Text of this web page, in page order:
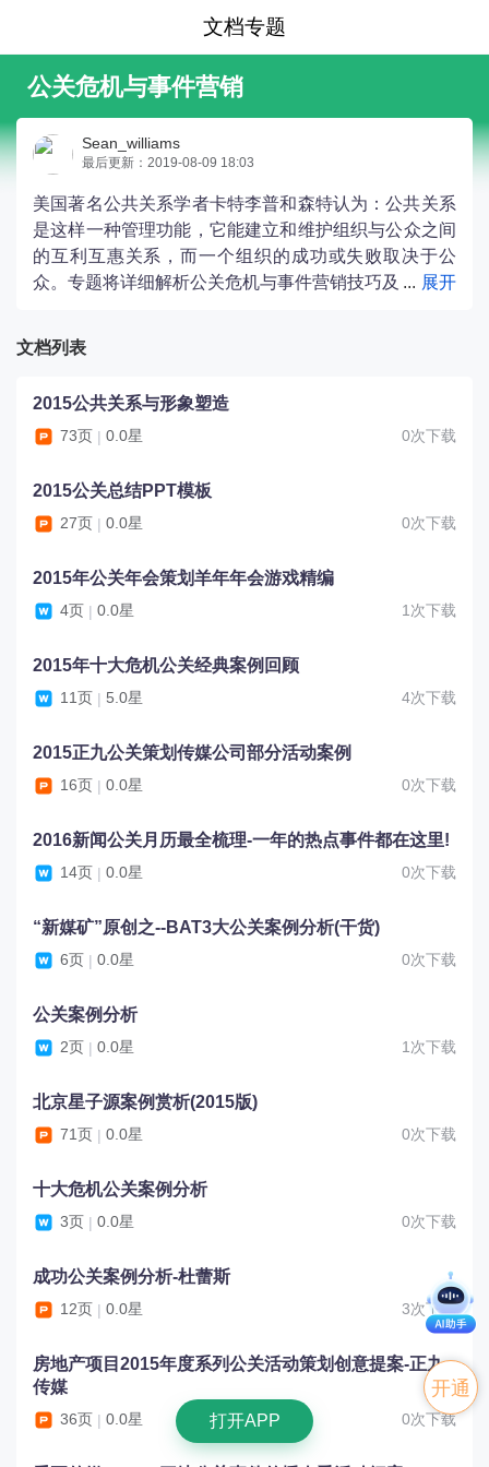
文档专题
公关危机与事件营销
Sean_williams
最后更新：2019-08-09 18:03
美国著名公共关系学者卡特李普和森特认为：公共关系
是这样一种管理功能，它能建立和维护组织与公众之间
的互利互惠关系，而一个组织的成功或失败取决于公
众。专题将详细解析公关危机与事件营销技巧及
公关年会策划年会游戏精编、十大危机公关经典案例回
顾，以供借鉴。
文档列表
2015公共关系与形象塑造
73页 | 0.0星 0次下载
2015公关总结PPT模板
27页 | 0.0星 0次下载
2015年公关年会策划羊年年会游戏精编
4页 | 0.0星 1次下载
2015年十大危机公关经典案例回顾
11页 | 5.0星 4次下载
2015正九公关策划传媒公司部分活动案例
16页 | 0.0星 0次下载
2016新闻公关月历最全梳理-一年的热点事件都在这里!
14页 | 0.0星 0次下载
“新媒矿”原创之--BAT3大公关案例分析(干货)
6页 | 0.0星 0次下载
公关案例分析
2页 | 0.0星 1次下载
北京星子源案例赏析(2015版)
71页 | 0.0星 0次下载
十大危机公关案例分析
3页 | 0.0星 0次下载
成功公关案例分析-杜蕾斯
12页 | 0.0星 3次下载
房地产项目2015年度系列公关活动策划创意提案-正九
传媒
36页 | 0.0星 0次下载
开通
打开APP